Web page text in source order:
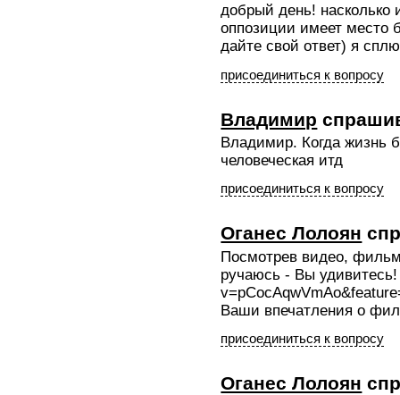
добрый день! насколько
оппозиции имеет место
дайте свой ответ) я
присоединиться к вопросу
Владимир
Владимир. Когда жизнь
человеческая итд
присоединиться к вопросу
Оганес Лолоян
Посмотрев видео,
ручаюсь - Вы
Ваши впечатления о
присоединиться к вопросу
Оганес Лолоян